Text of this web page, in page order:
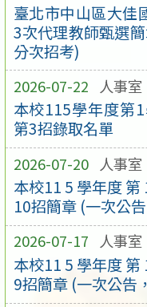
臺北市中山區大佳
3次代理教師甄選
分次招考)
2026-07-22 人事室
本校115學年度第
第3招錄取名單
2026-07-20 人事室
本校11 5 學年度 第
10招簡章 (一次公
2026-07-17 人事室
本校11 5 學年度 第
9招簡章 (一次公告